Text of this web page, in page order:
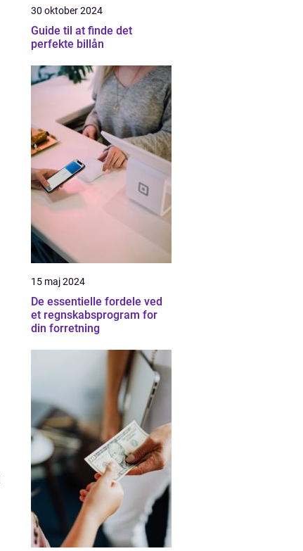
30 oktober 2024
Guide til at finde det
perfekte billån
15 maj 2024
De essentielle fordele ved
et regnskabsprogram for
din forretning